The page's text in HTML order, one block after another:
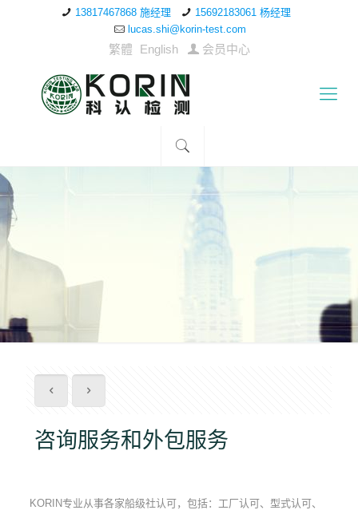
13817467868 施经理
15692183061 杨经理
lucas.shi@korin-test.com
繁體 English 会员中心
咨询服务和外包服务
KORIN专业从事各家船级社认可，包括：工厂认可、型式认可、